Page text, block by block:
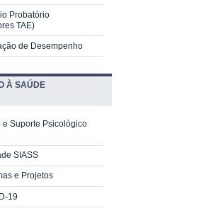
Probatório
TAE)
de Desempenho
À SAÚDE
e Suporte Psicológico
SIASS
e Projetos
19